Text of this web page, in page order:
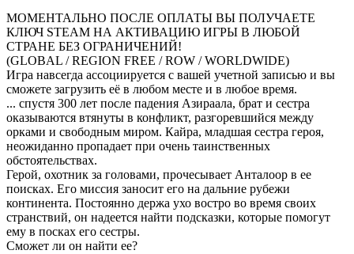
МОМЕНТАЛЬНО ПОСЛЕ ОПЛАТЫ ВЫ ПОЛУЧАЕТЕ
КЛЮЧ STEAM НА АКТИВАЦИЮ ИГРЫ В ЛЮБОЙ
СТРАНЕ БЕЗ ОГРАНИЧЕНИЙ!
(GLOBAL / REGION FREE / ROW / WORLDWIDE)
Игра навсегда ассоциируется с вашей учетной записью и вы
сможете загрузить её в любом месте и в любое время.
... спустя 300 лет после падения Азираала, брат и сестра
оказываются втянуты в конфликт, разгоревшийся между
орками и свободным миром. Кайра, младшая сестра героя,
неожиданно пропадает при очень таинственных
обстоятельствах.
Герой, охотник за головами, прочесывает Анталоор в ее
поисках. Его миссия заносит его на дальние рубежи
континента. Постоянно держа ухо востро во время своих
странствий, он надеется найти подсказки, которые помогут
ему в посках его сестры.
Сможет ли он найти ее?